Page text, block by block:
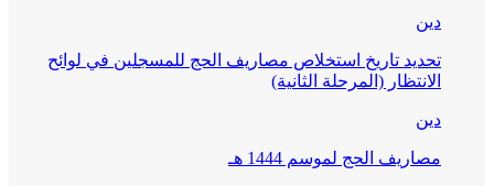
دين
تحديد تاريخ استخلاص مصاريف الحج للمسجلين في لوائح
الانتظار (المرحلة الثانية)
دين
مصاريف الحج لموسم 1444 هـ